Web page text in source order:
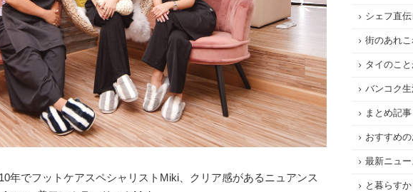
年でフットケアスペシャリストMiki、クリア感があるニュアンス
シェフ直
街のあれ
タイのこ
バンコク
まとめ記事
おすすめ
最新ニュ
と暮らす